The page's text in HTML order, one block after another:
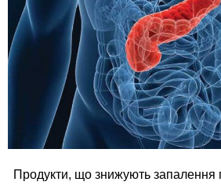
Продукти, що знижують запалення